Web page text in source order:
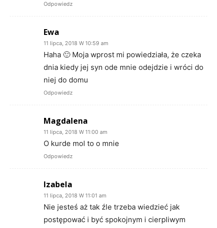
Odpowiedz
Ewa
11 lipca, 2018 W 10:59 am
Haha 🙂 Moja wprost mi powiedziała, że czeka
dnia kiedy jej syn ode mnie odejdzie i wróci do
niej do domu
Odpowiedz
Magdalena
11 lipca, 2018 W 11:00 am
O kurde mol to o mnie
Odpowiedz
Izabela
11 lipca, 2018 W 11:01 am
Nie jesteś aż tak źle trzeba wiedzieć jak
postępować i być spokojnym i cierpliwym